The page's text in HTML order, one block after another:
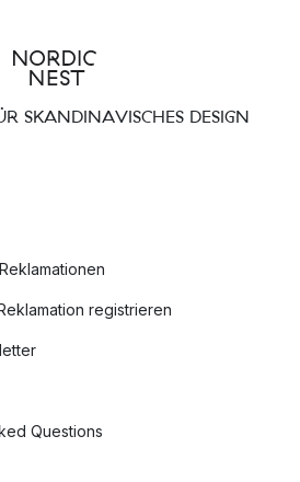
SKANDINAVISCHES DESIGN
registrieren
Questions